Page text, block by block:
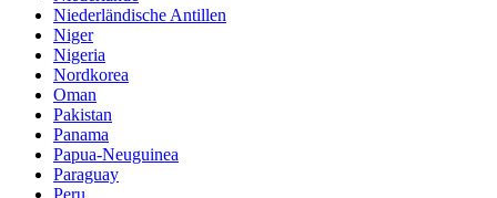
Niederländische Antillen
Niger
Nigeria
Nordkorea
Oman
Pakistan
Panama
Papua-Neuguinea
Paraguay